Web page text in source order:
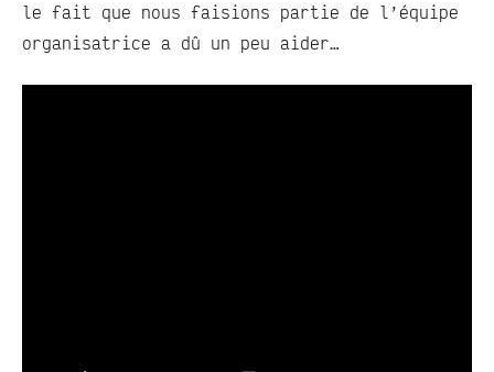
le fait que nous faisions partie de l’équipe
organisatrice a dû un peu aider…